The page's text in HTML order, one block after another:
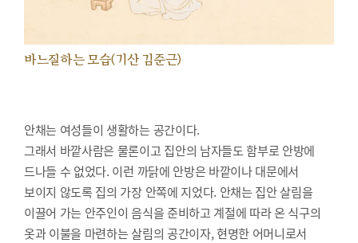
바느질하는 모습(기산 김준근)
안채는 여성들이 생활하는 공간이다.
그래서 바깥사람은 물론이고 집안의 남자들도 함부로 안방에
드나들 수 없었다. 이런 까닭에 안방은 바깥이나 대문에서
보이지 않도록 집의 가장 안쪽에 지었다. 안채는 집안 살림을
이끌어 가는 안주인이 음식을 준비하고 계절에 따라 온 식구의
옷과 이불을 마련하는 살림의 공간이자, 현명한 어머니로서